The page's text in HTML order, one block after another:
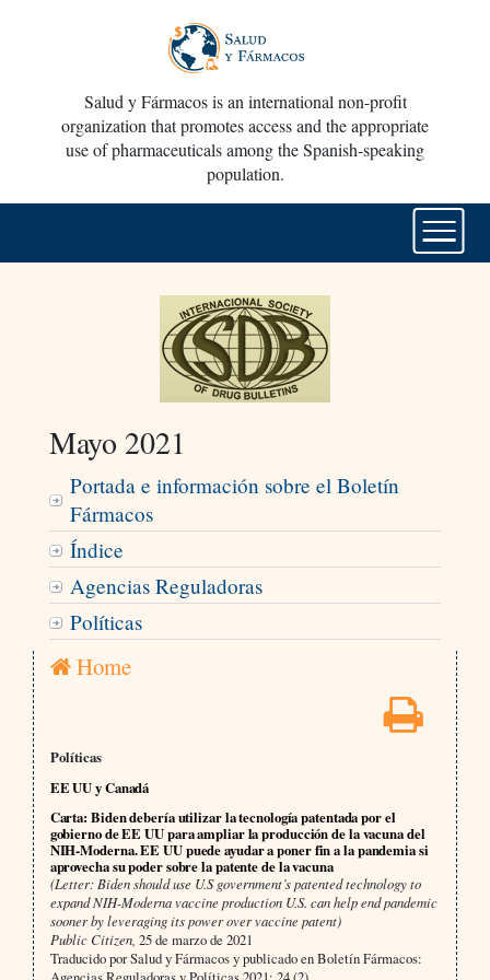
Salud y Fármacos is an international non-profit
organization that promotes access and the appropriate
use of pharmaceuticals among the Spanish-speaking
population.
Mayo 2021
Portada e información sobre el Boletín
Fármacos
Índice
Agencias Reguladoras
Políticas
Home
Políticas
EE UU y Canadá
Carta: Biden debería utilizar la tecnología patentada por el
gobierno de EE UU para ampliar la producción de la vacuna del
NIH-Moderna. EE UU puede ayudar a poner fin a la pandemia si
aprovecha su poder sobre la patente de la vacuna
(Letter: Biden should use U.S government’s patented technology to
expand NIH-Moderna vaccine production U.S. can help end pandemic
sooner by leveraging its power over vaccine patent)
Public Citizen, 25 de marzo de 2021
Traducido por Salud y Fármacos y publicado en Boletín Fármacos: